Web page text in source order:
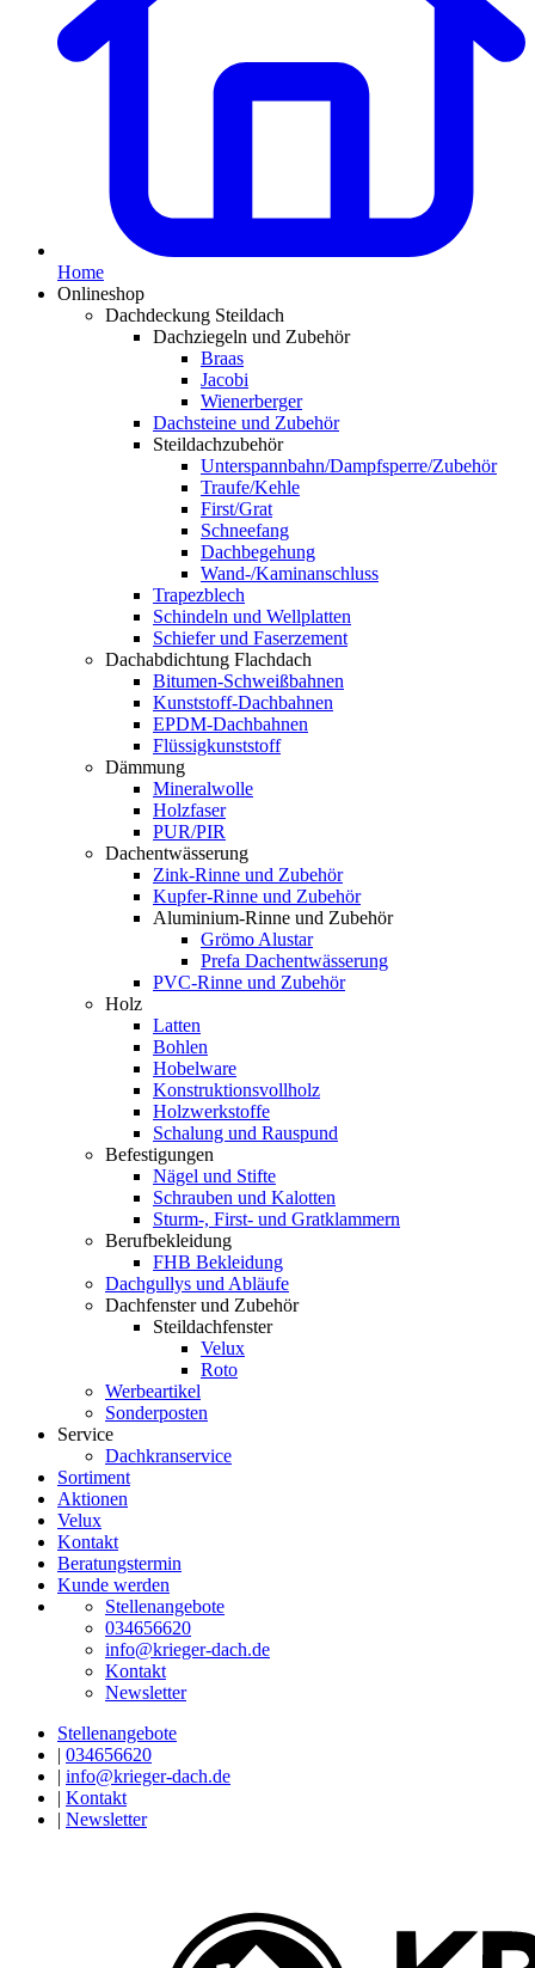
Home
Onlineshop
Dachdeckung Steildach
Dachziegeln und Zubehör
Braas
Jacobi
Wienerberger
Dachsteine und Zubehör
Steildachzubehör
Unterspannbahn/Dampfsperre/Zubehör
Traufe/Kehle
First/Grat
Schneefang
Dachbegehung
Wand-/Kaminanschluss
Trapezblech
Schindeln und Wellplatten
Schiefer und Faserzement
Dachabdichtung Flachdach
Bitumen-Schweißbahnen
Kunststoff-Dachbahnen
EPDM-Dachbahnen
Flüssigkunststoff
Dämmung
Mineralwolle
Holzfaser
PUR/PIR
Dachentwässerung
Zink-Rinne und Zubehör
Kupfer-Rinne und Zubehör
Aluminium-Rinne und Zubehör
Grömo Alustar
Prefa Dachentwässerung
PVC-Rinne und Zubehör
Holz
Latten
Bohlen
Hobelware
Konstruktionsvollholz
Holzwerkstoffe
Schalung und Rauspund
Befestigungen
Nägel und Stifte
Schrauben und Kalotten
Sturm-, First- und Gratklammern
Berufbekleidung
FHB Bekleidung
Dachgullys und Abläufe
Dachfenster und Zubehör
Steildachfenster
Velux
Roto
Werbeartikel
Sonderposten
Service
Dachkranservice
Sortiment
Aktionen
Velux
Kontakt
Beratungstermin
Kunde werden
Stellenangebote
034656620
info@krieger-dach.de
Kontakt
Newsletter
Stellenangebote
| 034656620
| info@krieger-dach.de
| Kontakt
| Newsletter